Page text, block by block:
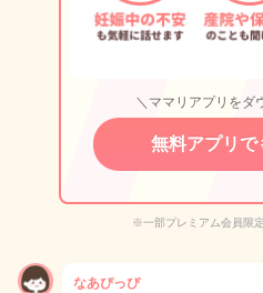
＼ママリアプリをダ
無料アプリで
※一部プレミアム会員限
なあぴっぴ